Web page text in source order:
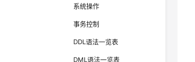
系统操作
事务控制
DDL语法一览表
DML语法一览表